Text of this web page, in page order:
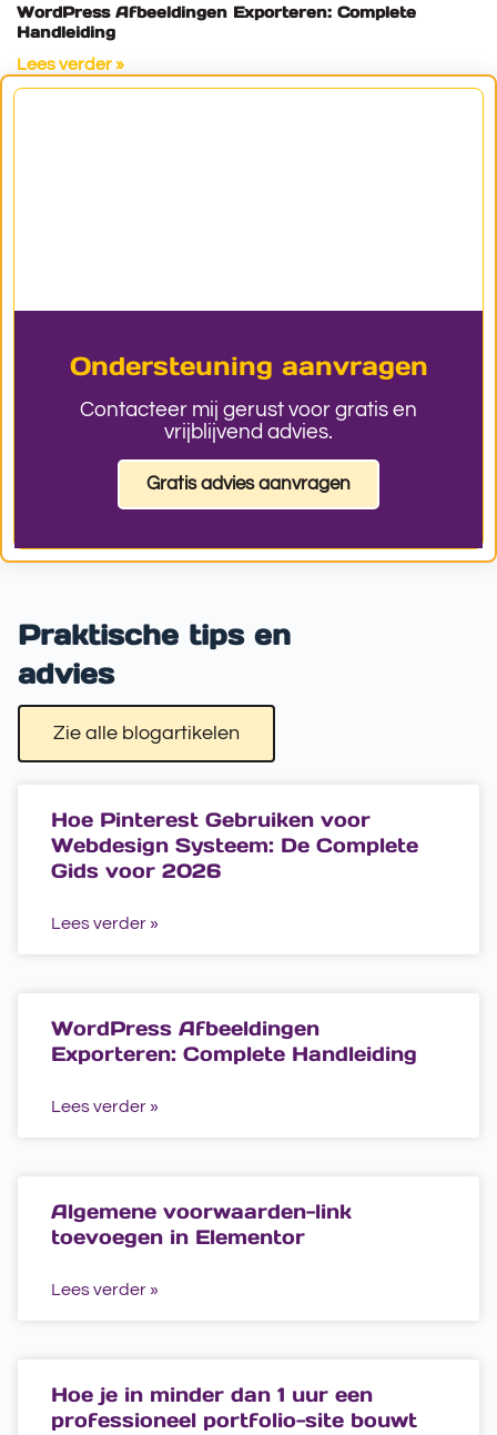
WordPress Afbeeldingen Exporteren: Complete
Handleiding
Lees verder »
Ondersteuning aanvragen
Contacteer mij gerust voor gratis en
vrijblijvend advies.
Gratis advies aanvragen
Praktische tips en
advies
Zie alle blogartikelen
Hoe Pinterest Gebruiken voor
Webdesign Systeem: De Complete
Gids voor 2026
Lees verder »
WordPress Afbeeldingen
Exporteren: Complete Handleiding
Lees verder »
Algemene voorwaarden-link
toevoegen in Elementor
Lees verder »
Hoe je in minder dan 1 uur een
professioneel portfolio-site bouwt